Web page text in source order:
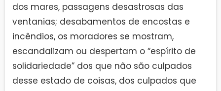
dos mares, passagens desastrosas das
ventanias; desabamentos de encostas e
incêndios, os moradores se mostram,
escandalizam ou despertam o “espírito de
solidariedade” dos que não são culpados
desse estado de coisas, dos culpados que